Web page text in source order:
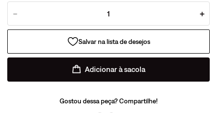
＋
－
Adicionar à sacola
Gostou dessa peça? Compartilhe!